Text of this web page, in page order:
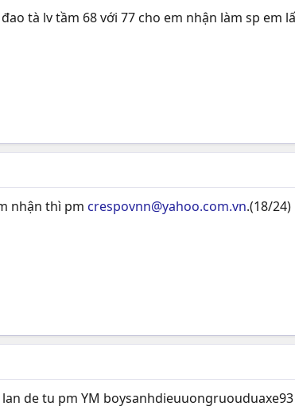
tà lv tầm 68 với 77 cho em nhận làm sp em
nhận thì pm crespovnn@yahoo.com.vn.(18/24)
de tu pm YM boysanhdieuuongruouduaxe93